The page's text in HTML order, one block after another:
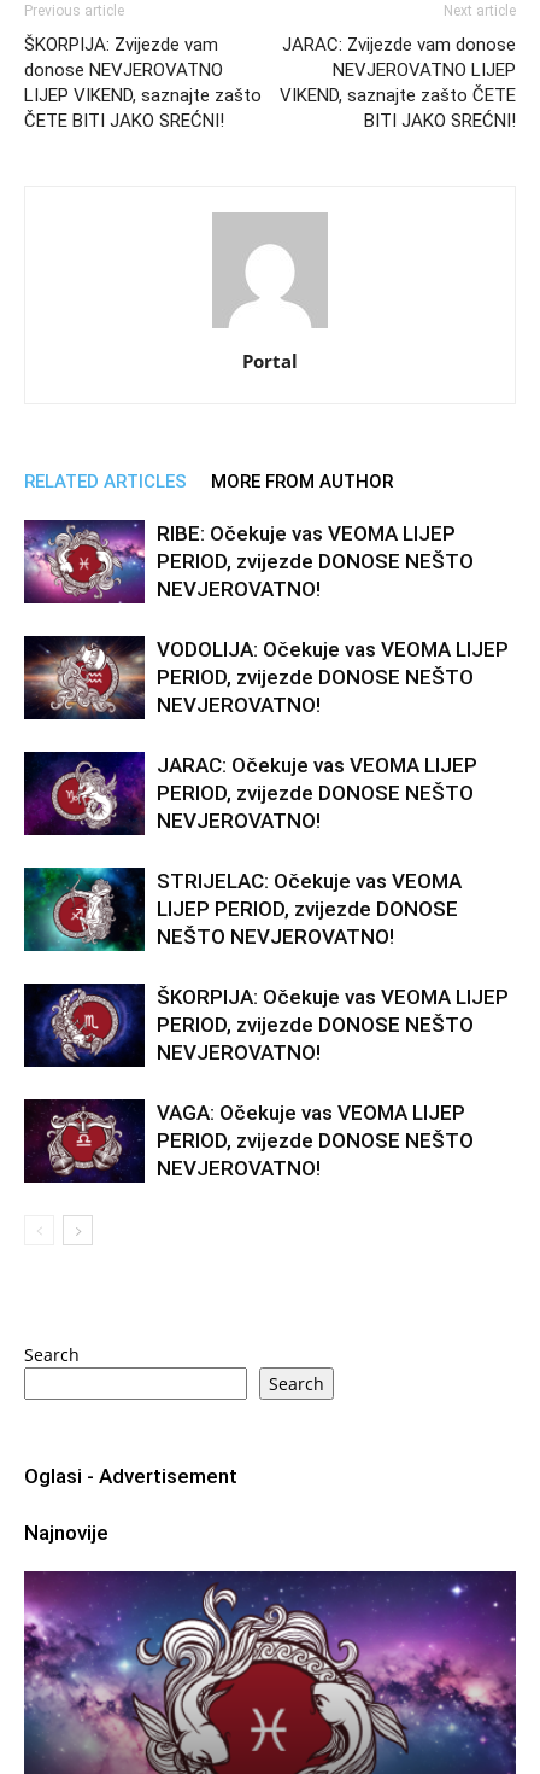
Previous article
ŠKORPIJA: Zvijezde vam
donose NEVJEROVATNO
LIJEP VIKEND, saznajte zašto
ČETE BITI JAKO SREĆNI!
Next article
JARAC: Zvijezde vam donose
NEVJEROVATNO LIJEP
VIKEND, saznajte zašto ČETE
BITI JAKO SREĆNI!
Portal
RELATED ARTICLES MORE FROM AUTHOR
RIBE: Očekuje vas VEOMA LIJEP
PERIOD, zvijezde DONOSE NEŠTO
NEVJEROVATNO!
VODOLIJA: Očekuje vas VEOMA LIJEP
PERIOD, zvijezde DONOSE NEŠTO
NEVJEROVATNO!
JARAC: Očekuje vas VEOMA LIJEP
PERIOD, zvijezde DONOSE NEŠTO
NEVJEROVATNO!
STRIJELAC: Očekuje vas VEOMA
LIJEP PERIOD, zvijezde DONOSE
NEŠTO NEVJEROVATNO!
ŠKORPIJA: Očekuje vas VEOMA LIJEP
PERIOD, zvijezde DONOSE NEŠTO
NEVJEROVATNO!
VAGA: Očekuje vas VEOMA LIJEP
PERIOD, zvijezde DONOSE NEŠTO
NEVJEROVATNO!
Search
Search
Oglasi - Advertisement
Najnovije